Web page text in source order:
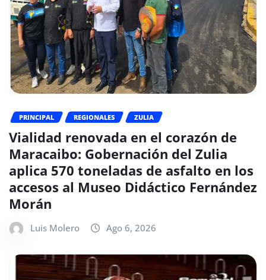
PRINCIPAL REGIONALES ZULIA
Vialidad renovada en el corazón de
Maracaibo: Gobernación del Zulia
aplica 570 toneladas de asfalto en los
accesos al Museo Didáctico Fernández
Morán
Luis Molero Ago 6, 2026